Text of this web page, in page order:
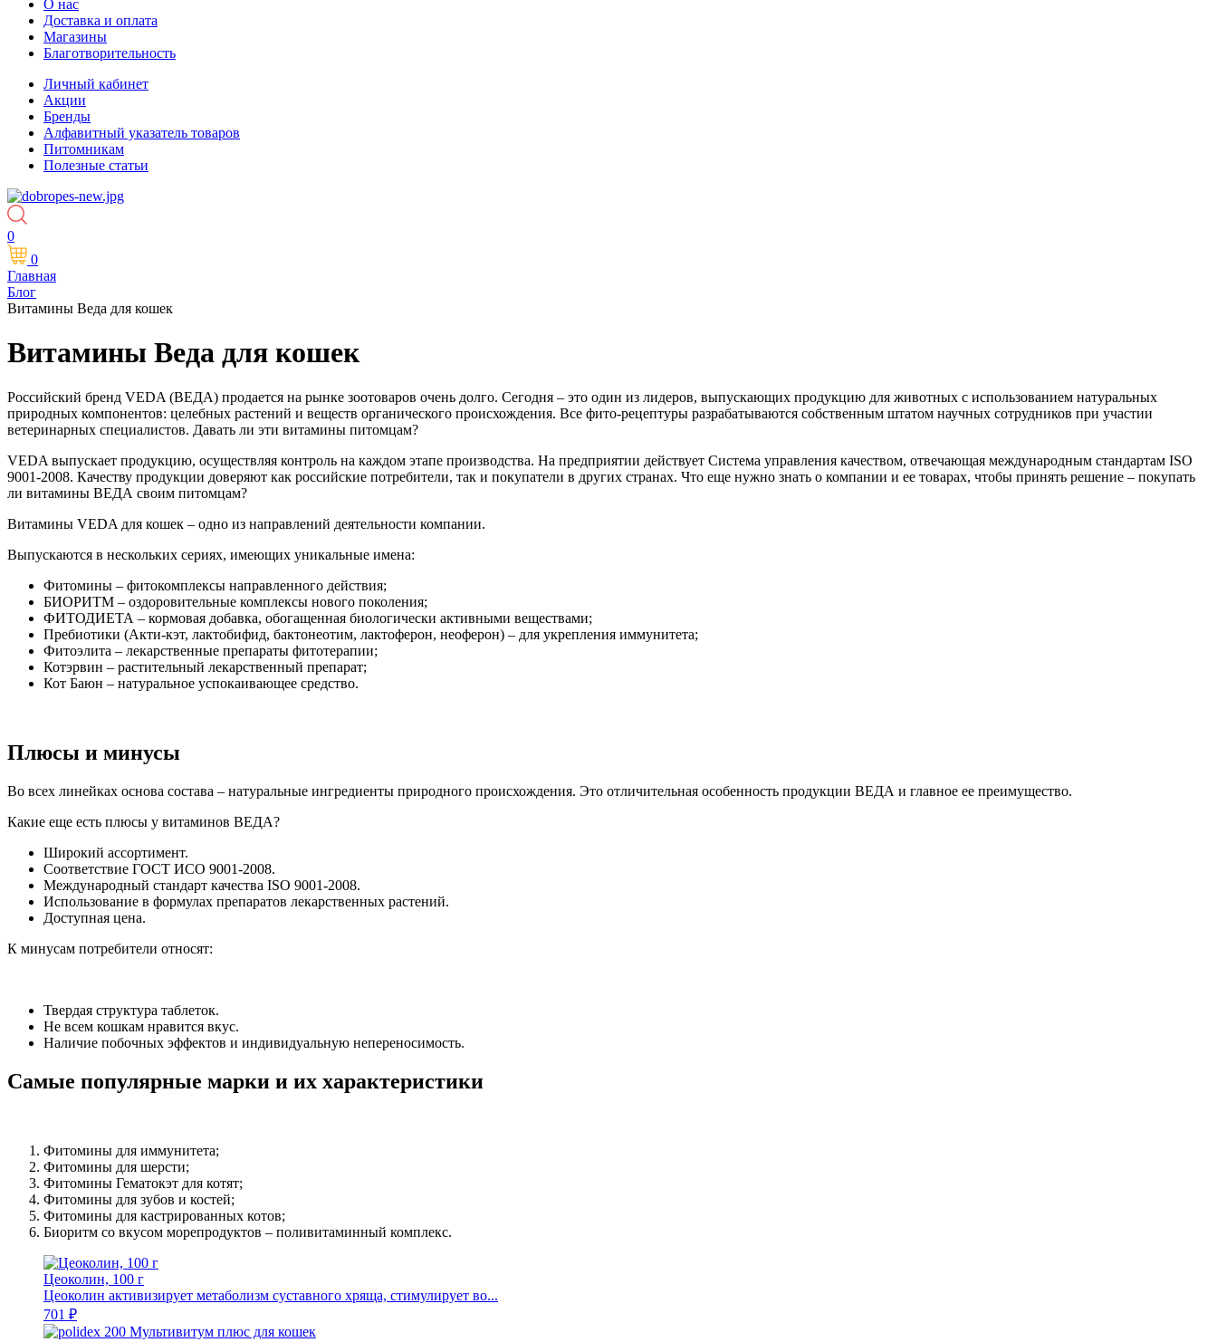
О нас
Доставка и оплата
Магазины
Благотворительность
Личный кабинет
Акции
Бренды
Алфавитный указатель товаров
Питомникам
Полезные статьи
0
0
Главная
Блог
Витамины Веда для кошек
Витамины Веда для кошек
Российский бренд VEDA (ВЕДА) продается на рынке зоотоваров очень долго. Сегодня – это один из лидеров, выпускающих продукцию для животных с использованием натуральных
природных компонентов: целебных растений и веществ органического происхождения. Все фито-рецептуры разрабатываются собственным штатом научных сотрудников при участии
ветеринарных специалистов. Давать ли эти витамины питомцам?
VEDA выпускает продукцию, осуществляя контроль на каждом этапе производства. На предприятии действует Система управления качеством, отвечающая международным стандартам ISO
9001-2008. Качеству продукции доверяют как российские потребители, так и покупатели в других странах. Что еще нужно знать о компании и ее товарах, чтобы принять решение – покупать
ли витамины ВЕДА своим питомцам?
Витамины VEDA для кошек – одно из направлений деятельности компании.
Выпускаются в нескольких сериях, имеющих уникальные имена:
Фитомины – фитокомплексы направленного действия;
БИОРИТМ – оздоровительные комплексы нового поколения;
ФИТОДИЕТА – кормовая добавка, обогащенная биологически активными веществами;
Пребиотики (Акти-кэт, лактобифид, бактонеотим, лактоферон, неоферон) – для укрепления иммунитета;
Фитоэлита – лекарственные препараты фитотерапии;
Котэрвин – растительный лекарственный препарат;
Кот Баюн – натуральное успокаивающее средство.
Плюсы и минусы
Во всех линейках основа состава – натуральные ингредиенты природного происхождения. Это отличительная особенность продукции ВЕДА и главное ее преимущество.
Какие еще есть плюсы у витаминов ВЕДА?
Широкий ассортимент.
Соответствие ГОСТ ИСО 9001-2008.
Международный стандарт качества ISO 9001-2008.
Использование в формулах препаратов лекарственных растений.
Доступная цена.
К минусам потребители относят:
Твердая структура таблеток.
Не всем кошкам нравится вкус.
Наличие побочных эффектов и индивидуальную непереносимость.
Самые популярные марки и их характеристики
Фитомины для иммунитета;
Фитомины для шерсти;
Фитомины Гематокэт для котят;
Фитомины для зубов и костей;
Фитомины для кастрированных котов;
Биоритм со вкусом морепродуктов – поливитаминный комплекс.
Цеоколин, 100 г
Цеоколин активизирует метаболизм суставного хряща, стимулирует во...
701 ₽